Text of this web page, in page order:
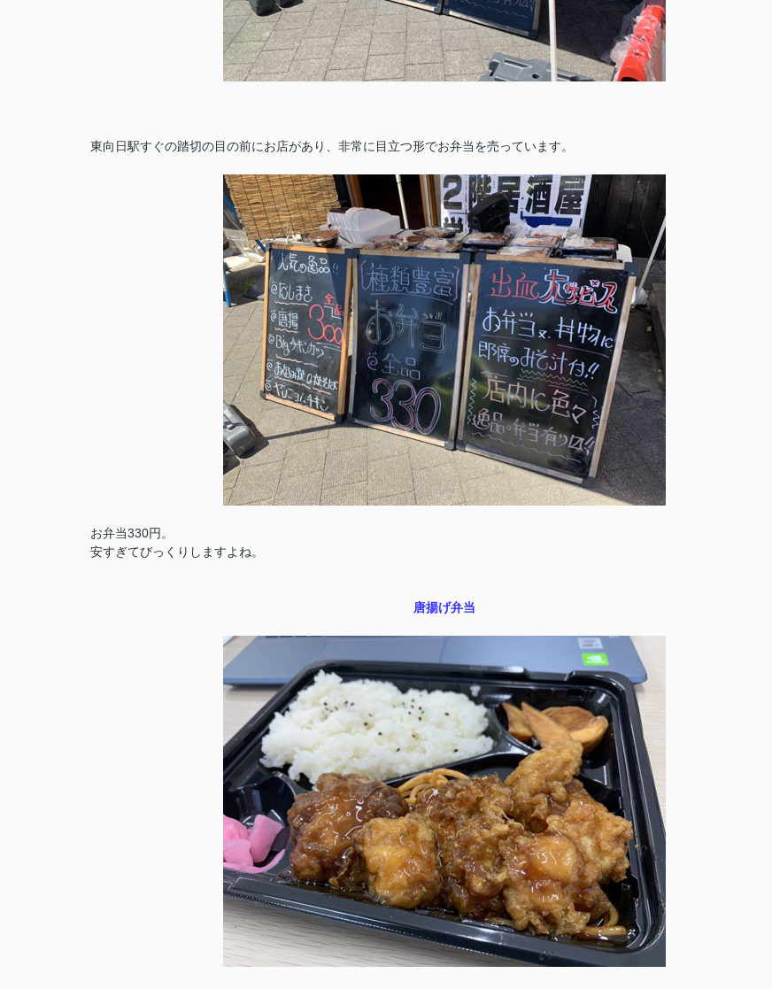
東向日駅すぐの踏切の目の前にお店があり、非常に目立つ形でお弁当を売っています。
お弁当330円。
安すぎてびっくりしますよね。
唐揚げ弁当